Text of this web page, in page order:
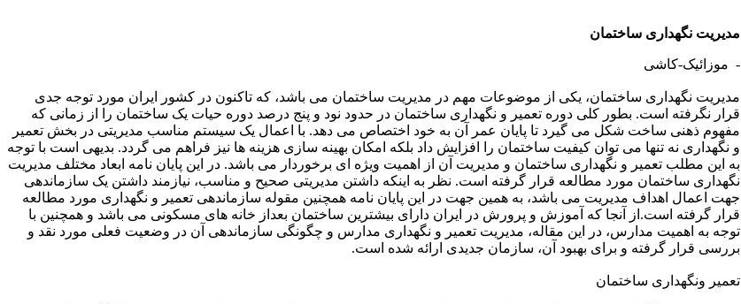
مدیریت نگهداری ساختمان
- موزائیک-کاشی
مدیریت نگهداری ساختمان، یکی از موضوعات مهم در مدیریت ساختمان می باشد، که تاکنون در کشور ایران مورد توجه جدی
قرار نگرفته است. بطور کلی دوره تعمیر و نگهداری ساختمان در حدود نود و پنج درصد دوره حیات یک ساختمان را از زمانی که
مفهوم ذهنی ساخت شکل می گیرد تا پایان عمر آن به خود اختصاص می دهد. با اعمال یک سیستم مناسب مدیریتی در بخش تعمیر
و نگهداری نه تنها می توان کیفیت ساختمان را افزایش داد بلکه امکان بهینه سازی هزینه ها نیز فراهم می گردد. بدیهی است با توجه
به این مطلب تعمیر و نگهداری ساختمان و مدیریت آن از اهمیت ویژه ای برخوردار می باشد. در این پایان نامه ابعاد مختلف مدیریت
نگهداری ساختمان مورد مطالعه قرار گرفته است. نظر به اینکه داشتن مدیریتی صحیح و مناسب، نیازمند داشتن یک سازماندهی
جهت اعمال اهداف مدیریت می باشد، به همین جهت در این پایان نامه همچنین مقوله سازماندهی تعمیر و نگهداری مورد مطالعه
قرار گرفته است.از آنجا که آموزش و پرورش در ایران دارای بیشترین ساختمان بعداز خانه های مسکونی می باشد و همچنین با
توجه به اهمیت مدارس، در این مقاله، مدیریت تعمیر و نگهداری مدارس و چگونگی سازماندهی آن در وضعیت فعلی مورد نقد و
بررسی قرار گرفته و برای بهبود آن، سازمان جدیدی ارائه شده است.
تعمیر ونگهداری ساختمان